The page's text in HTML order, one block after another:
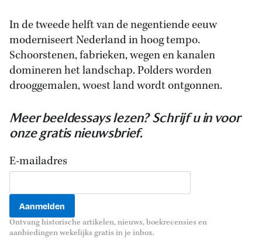
In de tweede helft van de negentiende eeuw
moderniseert Nederland in hoog tempo.
Schoorstenen, fabrieken, wegen en kanalen
domineren het landschap. Polders worden
drooggemalen, woest land wordt ontgonnen.
Meer beeldessays lezen? Schrijf u in voor
onze gratis nieuwsbrief.
E-mailadres
Ontvang historische artikelen, nieuws, boekrecensies en
aanbiedingen wekelijks gratis in je inbox.